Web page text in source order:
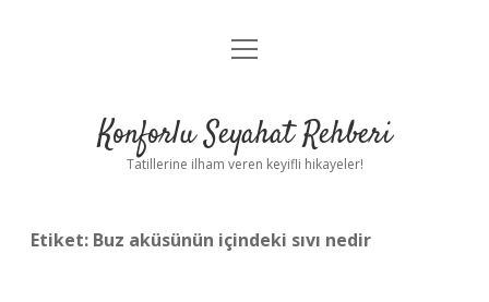
Anasayfa
Yasal Uyarı
menüyü
Konforlu Seyahat Rehberi
Tatillerine ilham veren keyifli hikayeler!
Etiket: Buz aküsünün içindeki sıvı nedir